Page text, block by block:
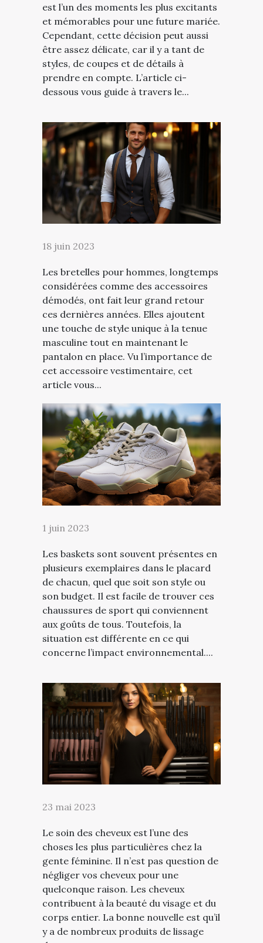
est l’un des moments les plus excitants
et mémorables pour une future mariée.
Cependant, cette décision peut aussi
être assez délicate, car il y a tant de
styles, de coupes et de détails à
prendre en compte. L’article ci-
dessous vous guide à travers le...
18 juin 2023
Les bretelles pour hommes, longtemps
considérées comme des accessoires
démodés, ont fait leur grand retour
ces dernières années. Elles ajoutent
une touche de style unique à la tenue
masculine tout en maintenant le
pantalon en place. Vu l’importance de
cet accessoire vestimentaire, cet
article vous...
1 juin 2023
Les baskets sont souvent présentes en
plusieurs exemplaires dans le placard
de chacun, quel que soit son style ou
son budget. Il est facile de trouver ces
chaussures de sport qui conviennent
aux goûts de tous. Toutefois, la
situation est différente en ce qui
concerne l’impact environnemental....
23 mai 2023
Le soin des cheveux est l’une des
choses les plus particulières chez la
gente féminine. Il n’est pas question de
négliger vos cheveux pour une
quelconque raison. Les cheveux
contribuent à la beauté du visage et du
corps entier. La bonne nouvelle est qu’il
y a de nombreux produits de lissage